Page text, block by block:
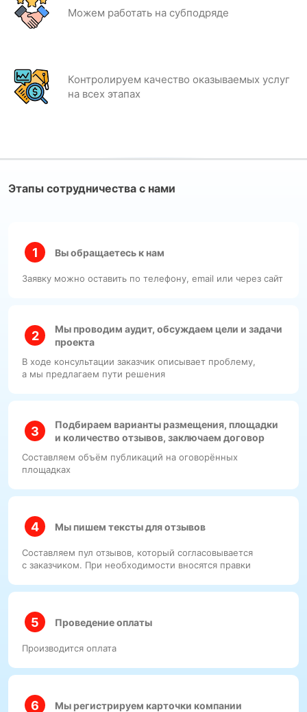
Можем работать на субподряде
Контролируем качество оказываемых услуг
на всех этапах
Этапы сотрудничества с нами
Вы обращаетесь к нам
Заявку можно оставить по телефону, email или через сайт
Мы проводим аудит, обсуждаем цели и задачи
проекта
В ходе консультации заказчик описывает проблему,
а мы предлагаем пути решения
Подбираем варианты размещения, площадки
и количество отзывов, заключаем договор
Составляем объём публикаций на оговорённых
площадках
Мы пишем тексты для отзывов
Составляем пул отзывов, который согласовывается
с заказчиком. При необходимости вносятся правки
Проведение оплаты
Производится оплата
Мы регистрируем карточки компании